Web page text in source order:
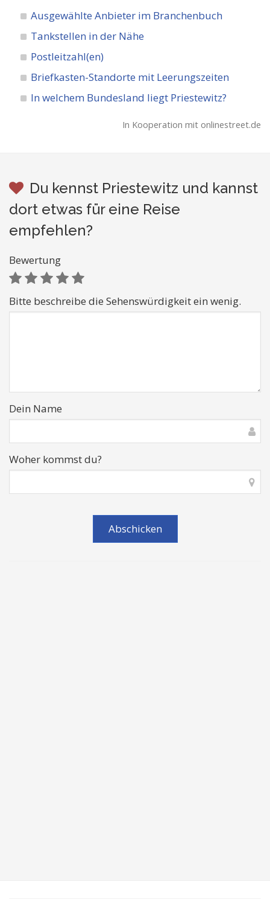
Ausgewählte Anbieter im Branchenbuch
Tankstellen in der Nähe
Postleitzahl(en)
Briefkasten-Standorte mit Leerungszeiten
In welchem Bundesland liegt Priestewitz?
In Kooperation mit onlinestreet.de
Du kennst Priestewitz und kannst
dort etwas für eine Reise
empfehlen?
Bewertung
Bitte beschreibe die Sehenswürdigkeit ein wenig.
Dein Name
Woher kommst du?